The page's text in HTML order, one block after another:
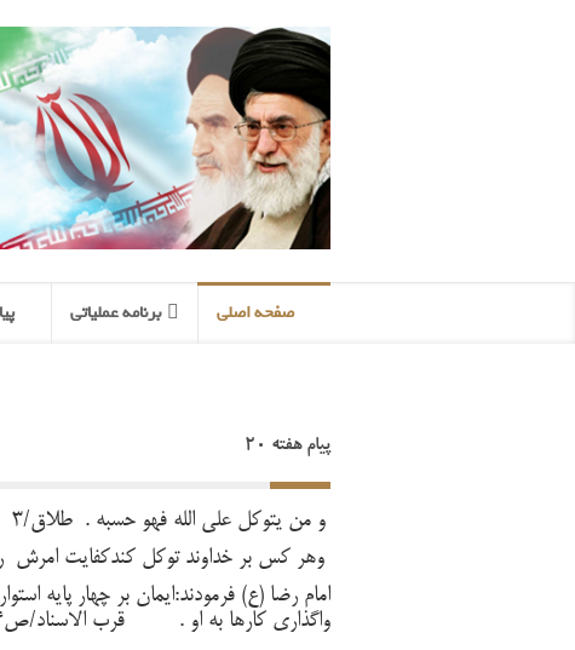
صفحه اصلی برنامه عملیاتی
پیام هفته 20
وَ مَن یَتَوَکَّل عَلَی اللّه فَهُوَ حَسبُهُ . طلاق/3
وهر کس بر خداوند توکل کندکفایت امرش
امام رضا (ع) فرمودند:ایمان بر چهار پایه
واگذاری کارها به او . قرب الاسناد/ص354